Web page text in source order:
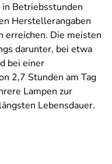
Betriebsstunden
Herstellerangaben
Die meisten
darunter, bei etwa
bei einer
2,7 Stunden am Tag
Lampen zur
Lebensdauer.